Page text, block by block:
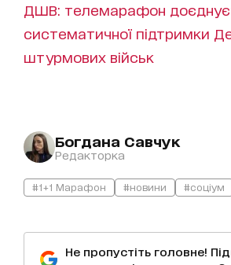
ДШВ: телемарафон
систематичної підтримки
штурмових військ
Богдана Савчук
Редакторка
#1+1 Марафон #новини #соціум
Не пропустіть головне!